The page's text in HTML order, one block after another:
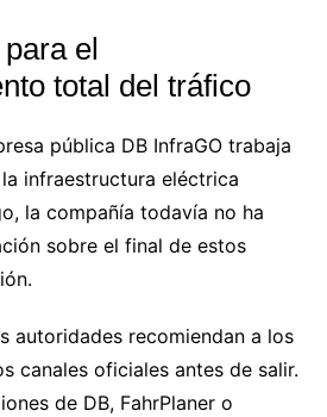
el
total del tráfico
pública DB InfraGO trabaja
infraestructura eléctrica
la compañía todavía no ha
sobre el final de estos
autoridades recomiendan a los
canales oficiales antes de salir.
de DB, FahrPlaner o